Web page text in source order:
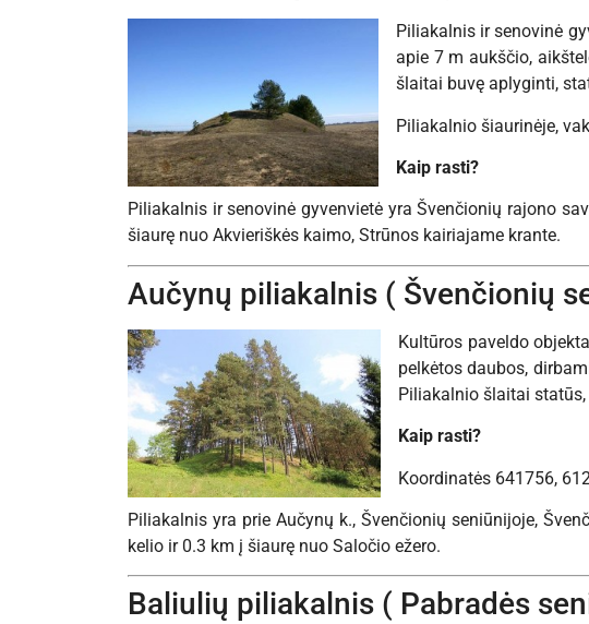
Piliakalnis ir senovinė
apie 7 m aukščio,
šlaitai buvę aplyginti,
Piliakalnio šiaurinėje,
Kaip rasti?
Piliakalnis ir senovinė gyvenvietė yra Švenčionių rajono
šiaurę nuo Akvieriškės kaimo, Strūnos kairiajame krante.
Aučynų piliakalnis ( Švenčionių
Kultūros paveldo
pelkėtos daubos,
Piliakalnio šlaitai
Kaip rasti?
Koordinatės 641756,
Piliakalnis yra prie Aučynų k., Švenčionių seniūnijoje,
kelio ir 0.3 km į šiaurę nuo Saločio ežero.
Baliulių piliakalnis ( Pabradės